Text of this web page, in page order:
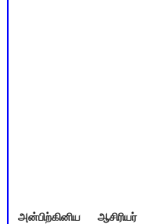
அன்பிற்கினிய